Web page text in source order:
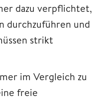
dazu verpflichtet,
durchzuführen und
strikt
im Vergleich zu
freie